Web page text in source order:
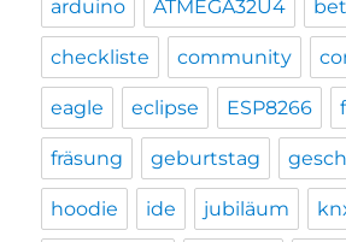
arduino ATMEGA32U4
checkliste community
eagle eclipse ESP8266
fräsung geburtstag
hoodie ide jubiläum